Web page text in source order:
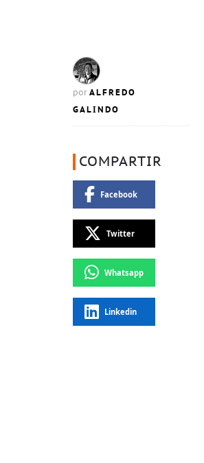
por ALFREDO
GALINDO
COMPARTIR
Facebook
Twitter
Whatsapp
Linkedin